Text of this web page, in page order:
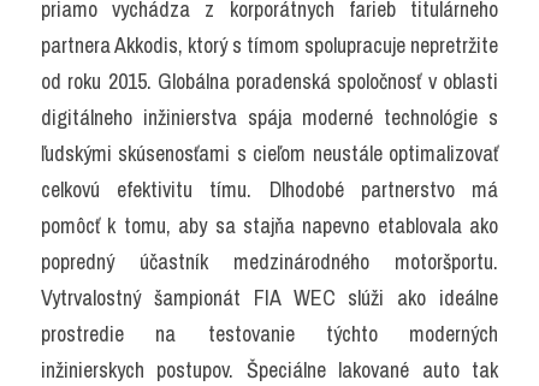
priamo vychádza z korporátnych farieb titulárneho
partnera Akkodis, ktorý s tímom spolupracuje nepretržite
od roku 2015. Globálna poradenská spoločnosť v oblasti
digitálneho inžinierstva spája moderné technológie s
ľudskými skúsenosťami s cieľom neustále optimalizovať
celkovú efektivitu tímu. Dlhodobé partnerstvo má
pomôcť k tomu, aby sa stajňa napevno etablovala ako
popredný účastník medzinárodného motoršportu.
Vytrvalostný šampionát FIA WEC slúži ako ideálne
prostredie na testovanie týchto moderných
inžinierskych postupov. Špeciálne lakované auto tak